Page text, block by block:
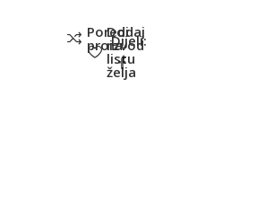
Poredi
proizvod
Dodaj
na
listu
želja
Dijeli: